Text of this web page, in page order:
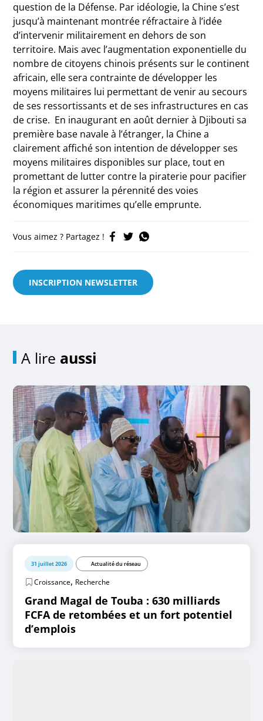
question de la Défense. Par idéologie, la Chine s’est
jusqu’à maintenant montrée réfractaire à l’idée
d’intervenir militairement en dehors de son
territoire. Mais avec l’augmentation exponentielle du
nombre de citoyens chinois présents sur le continent
africain, elle sera contrainte de développer les
moyens militaires lui permettant de venir au secours
de ses ressortissants et de ses infrastructures en cas
de crise. En inaugurant en août dernier à Djibouti sa
première base navale à l’étranger, la Chine a
clairement affiché son intention de développer ses
moyens militaires disponibles sur place, tout en
promettant de lutter contre la piraterie pour pacifier
la région et assurer la pérennité des voies
économiques maritimes qu’elle emprunte.
Vous aimez ? Partagez !
INSCRIPTION NEWSLETTER
A lire aussi
31 juillet 2026 Actualité du réseau
Croissance, Recherche
Grand Magal de Touba : 630 milliards
FCFA de retombées et un fort potentiel
d’emplois